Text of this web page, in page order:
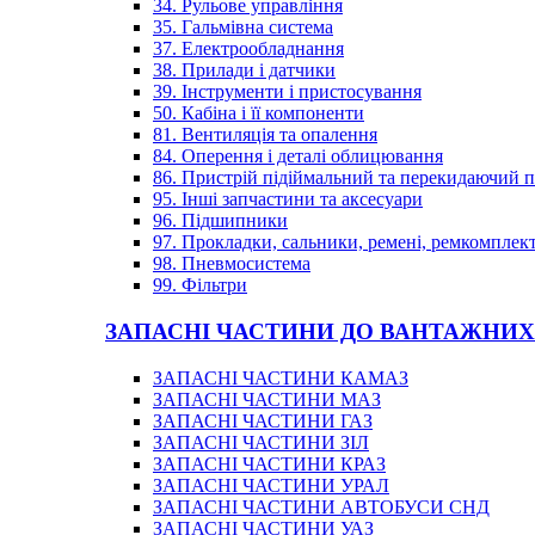
34. Рульове управління
35. Гальмівна система
37. Електрообладнання
38. Прилади і датчики
39. Інструменти і пристосування
50. Кабіна і її компоненти
81. Вентиляція та опалення
84. Оперення і деталі облицювання
86. Пристрій підіймальний та перекидаючий
95. Інші запчастини та аксесуари
96. Підшипники
97. Прокладки, сальники, ремені,
98. Пневмосистема
99. Фільтри
ЗАПАСНІ ЧАСТИНИ ДО
ЗАПАСНІ ЧАСТИНИ КАМАЗ
ЗАПАСНІ ЧАСТИНИ МАЗ
ЗАПАСНІ ЧАСТИНИ ГАЗ
ЗАПАСНІ ЧАСТИНИ ЗІЛ
ЗАПАСНІ ЧАСТИНИ КРАЗ
ЗАПАСНІ ЧАСТИНИ УРАЛ
ЗАПАСНІ ЧАСТИНИ АВТОБУСИ СНД
ЗАПАСНІ ЧАСТИНИ УАЗ